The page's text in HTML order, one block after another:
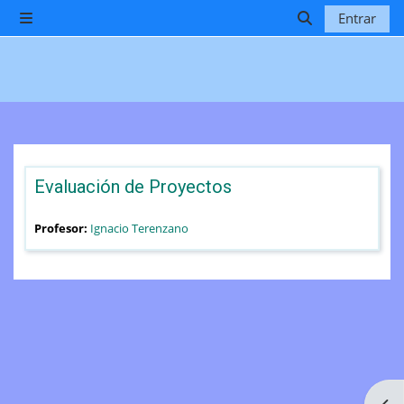
Salta al contenido principal
Panel lateral
Selector de
Entrar
Evaluación de Proyectos
Profesor: Ignacio Terenzano